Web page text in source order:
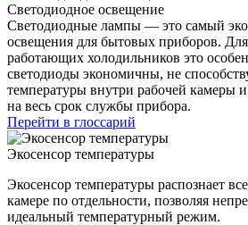
Светодиодное освещение
Светодиодные лампы — это самый
освещения для бытовых приборов.
работающих холодильников это
светодиоды экономичны, не
температуры внутри рабочей камеры и
на весь срок службы прибора.
Перейти в глоссарий
Экосенсор температуры
Экосенсор температуры распознает
камере по отдельности, позволяя
идеальный температурный режим.